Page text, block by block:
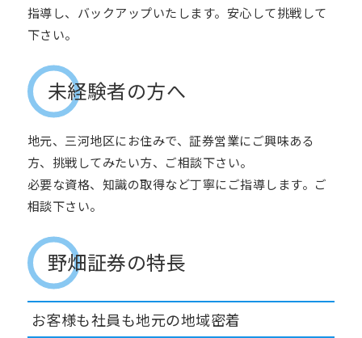
指導し、バックアップいたします。安心して挑戦して
下さい。
未経験者の方へ
地元、三河地区にお住みで、証券営業にご興味ある
方、挑戦してみたい方、ご相談下さい。
必要な資格、知識の取得など丁寧にご指導します。ご
相談下さい。
野畑証券の特長
お客様も社員も地元の地域密着